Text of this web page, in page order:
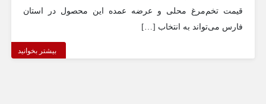
قیمت تخم‌مرغ محلی و عرضه عمده این محصول در استان
فارس می‌تواند به انتخاب […]
بیشتر بخوانید